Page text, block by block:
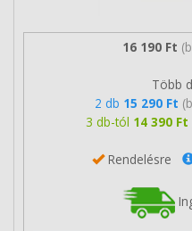
16 190 Ft
Több
2 db 15 290 Ft
3 db-tól 14 390 Ft
Rendelésre